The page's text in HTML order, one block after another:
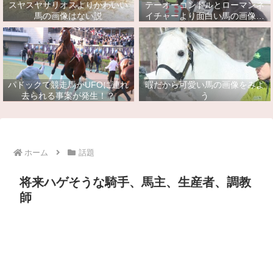
スヤスヤサリオスよりかわいい
馬の画像はない説
テーオーコンドルとローマンネ
イチャーより面白い馬の画像っ
てあるの？
パドックで競走馬がUFOに連れ
去られる事案が発生！？
暇だから可愛い馬の画像をみよ
う
ホーム 話題
将来ハゲそうな騎手、馬主、生産者、調教
師